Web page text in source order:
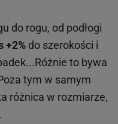
do rogu, od podłogi
+2% do szerokości i
to bywa
tym w samym
różnica w rozmiarze,